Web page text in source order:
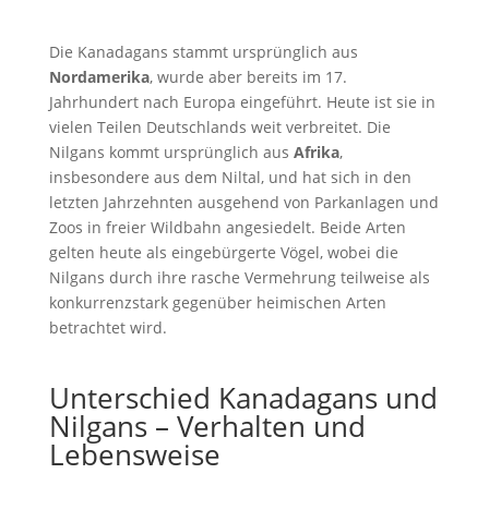
Die Kanadagans stammt ursprünglich aus
Nordamerika, wurde aber bereits im 17.
Jahrhundert nach Europa eingeführt. Heute ist sie in
vielen Teilen Deutschlands weit verbreitet. Die
Nilgans kommt ursprünglich aus Afrika,
insbesondere aus dem Niltal, und hat sich in den
letzten Jahrzehnten ausgehend von Parkanlagen und
Zoos in freier Wildbahn angesiedelt. Beide Arten
gelten heute als eingebürgerte Vögel, wobei die
Nilgans durch ihre rasche Vermehrung teilweise als
konkurrenzstark gegenüber heimischen Arten
betrachtet wird.
Unterschied Kanadagans und
Nilgans – Verhalten und
Lebensweise